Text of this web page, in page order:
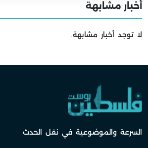
أخبار مشابهة
لا توجد أخبار مشابهة.
السرعة والموضوعية في نقل الحدث